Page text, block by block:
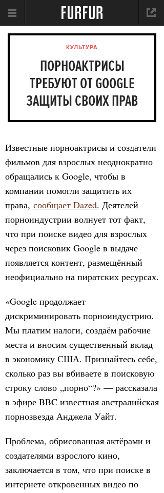
КУЛЬТУРА
ПОРНОАКТРИСЫ
ТРЕБУЮТ ОТ GOOGLE
ЗАЩИТЫ СВОИХ ПРАВ
Известные порноактрисы и создатели
фильмов для взрослых неоднократно
обращались к Google, чтобы в
компании помогли защитить их
права, сообщает Dazed. Деятелей
порноиндустрии волнует тот факт,
что при поиске видео для взрослых
через поисковик Google в выдаче
появляется контент, размещённый
неофициально на пиратских ресурсах.
«Google продолжает
дискриминировать порноиндустрию.
Мы платим налоги, создаём рабочие
места и вносим существенный вклад
в экономику США. Признайтесь себе,
сколько раз вы вбиваете в поисковую
строку слово „порно“?» — рассказала
в эфире BBC известная австралийская
порнозвезда Анджела Уайт.
Проблема, обрисованная актёрами и
создателями взрослого кино,
заключается в том, что при поиске в
интернете откровенных видео по